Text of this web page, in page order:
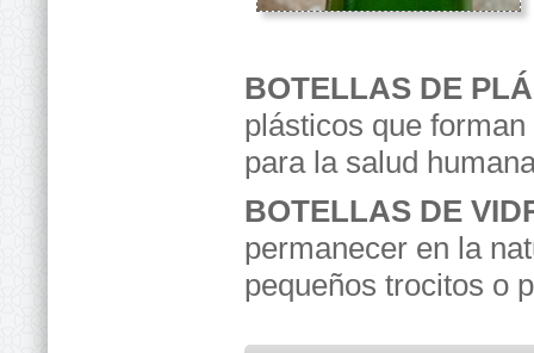
BOTELLAS DE
plásticos que
para la salud
BOTELLAS DE
permanecer en la
pequeños trocitos o